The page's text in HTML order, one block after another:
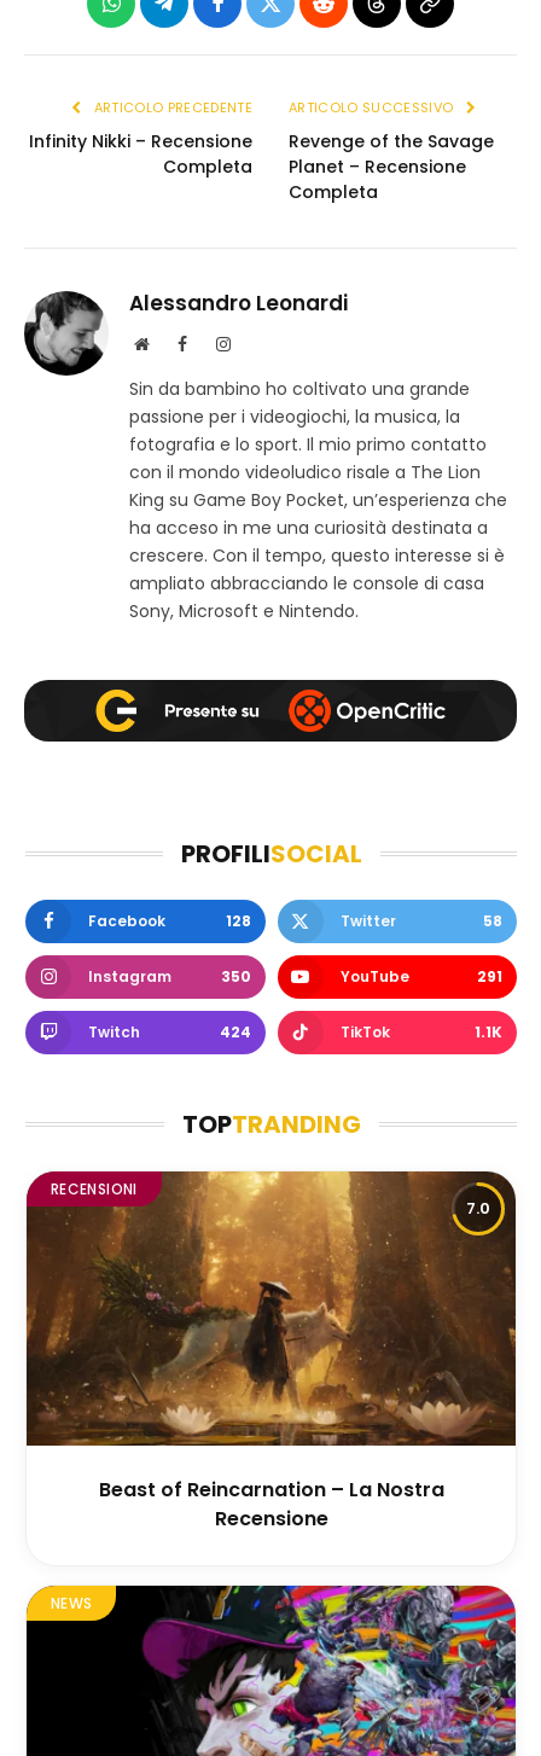
WhatsAppTelegramFacebook
X
RedditThreadsCopia
ARTICOLO PRECEDENTE
Infinity Nikki – Recensione
Completa
ARTICOLO SUCCESSIVO
Revenge of the Savage
Planet – Recensione
Completa
Alessandro Leonardi
S
t
o
w
F
c
e
b
I
s
t
a
m
Sin da bambino ho coltivato una grande
passione per i videogiochi, la musica, la
fotografia e lo sport. Il mio primo contatto
con il mondo videoludico risale a The Lion
King su Game Boy Pocket, un’esperienza che
ha acceso in me una curiosità destinata a
crescere. Con il tempo, questo interesse si è
ampliato abbracciando le console di casa
Sony, Microsoft e Nintendo.
PROFILISOCIAL
Facebook 128 Twitter 58
Instagram 350 YouTube 291
Twitch 424 TikTok 1.1K
TOPTRANDING
7.0
RECENSIONI
Beast of Reincarnation – La Nostra
Recensione
NEWS